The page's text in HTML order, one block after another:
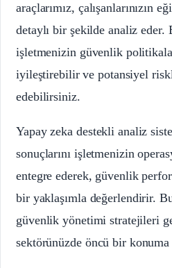
araçlarımız, çalışanlarınızın
detaylı bir şekilde analiz eder.
işletmenizin güvenlik
iyileştirebilir ve potansiyel
edebilirsiniz.
Yapay zeka destekli analiz
sonuçlarını işletmenizin
entegre ederek, güvenlik
bir yaklaşımla değerlendirir.
güvenlik yönetimi stratejileri
sektörünüzde öncü bir